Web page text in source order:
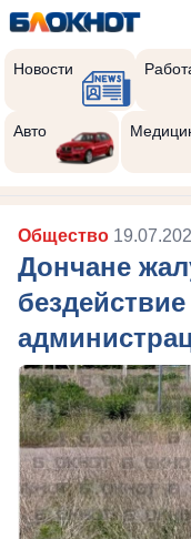
Новости
Авто
Общество
Дончане